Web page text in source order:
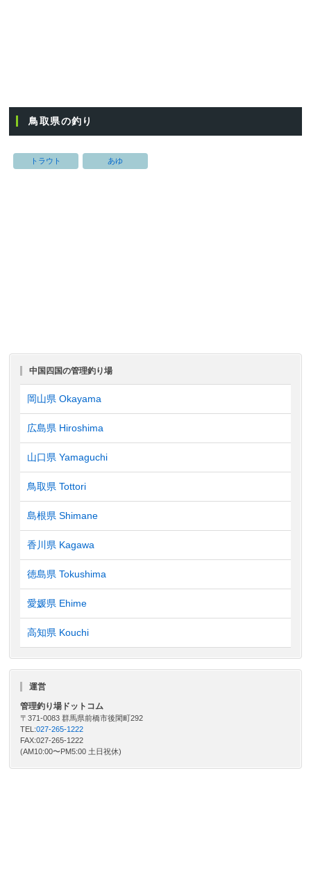
鳥取県の釣り
トラウト あゆ
中国四国の管理釣り場
岡山県 Okayama
広島県 Hiroshima
山口県 Yamaguchi
鳥取県 Tottori
島根県 Shimane
香川県 Kagawa
徳島県 Tokushima
愛媛県 Ehime
高知県 Kouchi
運営
管理釣り場ドットコム
〒371-0083 群馬県前橋市後閑町292
TEL:027-265-1222
FAX:027-265-1222
(AM10:00〜PM5:00 土日祝休)